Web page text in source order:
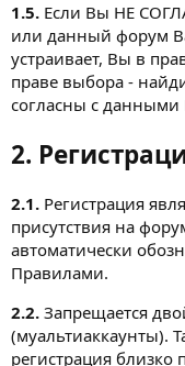
1.5. Если Вы НЕ
или данный форум
устраивает, Вы в
праве выбора -
согласны с
2.
2.1. Регистрация
присутствия на
автоматически
Правилами.
2.2. Запрещается
(муальтиаккаунты).
регистрация